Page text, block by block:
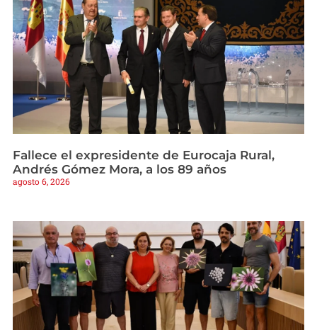
Fallece el expresidente de Eurocaja Rural,
Andrés Gómez Mora, a los 89 años
agosto 6, 2026